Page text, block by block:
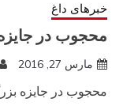
خبرهای داغ
محجوب در
مارس 27, 2016
محجوب در جایزه